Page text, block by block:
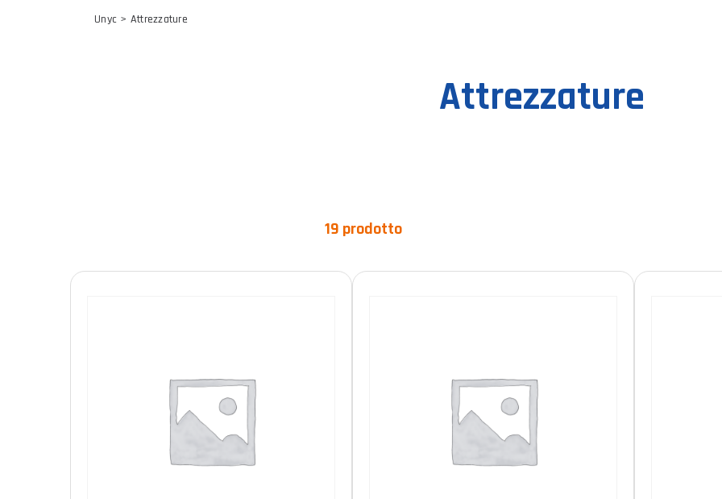
Unyc > Attrezzature
Attrezzature
Prodotto Durée de vie
10 anni(3)
19 prodotto